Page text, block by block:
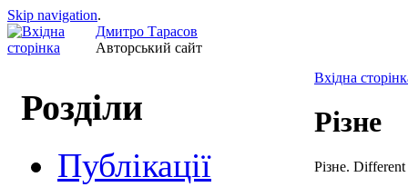
Skip navigation.
Дмитро Тарасов
Авторський сайт
Розділи
Публікації
Вхідна
Різне
Різне.